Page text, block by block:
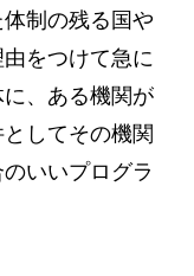
制の残る国や
をつけて急に
、ある機関が
してその機関
いいプログラ